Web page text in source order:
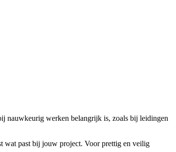
nauwkeurig werken belangrijk is, zoals bij leidingen
wat past bij jouw project. Voor prettig en veilig